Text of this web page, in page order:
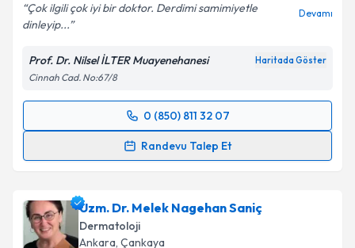
Kişisel verilerimin işlenmesine ilişkin
Metni'ni okudum ve kişisel verilerimin belirtilen
kapsamda işlenmesini kabul ediyorum.
Takvim Talebini Gönder
Çok ilgili çok iyi bir doktor. Derdimi samimiyetle
dinleyip...
Devamı
Prof. Dr. Nilsel İLTER Muayenehanesi Haritada Göster
Cinnah Cad. No:67/8
0 (850) 811 32 07
Randevu Talep Et
Randevu Takvimi Talebi
takvim hazırlandığında e-posta ile bilgilendireceğiz.
E-posta Adresiniz
Uzm. Dr. Melek Nagehan Saniç
Dermatoloji
Ankara, Çankaya